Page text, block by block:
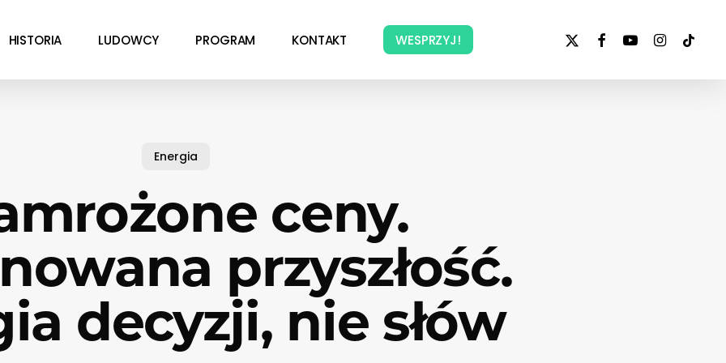
HISTORIA LUDOWCY PROGRAM KONTAKT WESPRZYJ!
x-
facebookyoutubeinstagram
tiktok
Energia
ceny.
przyszłość.
decyzji, nie słów